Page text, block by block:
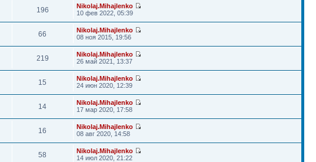
196
Nikolaj.Mihajlenko
10 фев 2022, 05:39
66
Nikolaj.Mihajlenko
08 ноя 2015, 19:56
219
Nikolaj.Mihajlenko
26 май 2021, 13:37
15
Nikolaj.Mihajlenko
24 июн 2020, 12:39
14
Nikolaj.Mihajlenko
17 мар 2020, 17:58
16
Nikolaj.Mihajlenko
08 авг 2020, 14:58
58
Nikolaj.Mihajlenko
14 июл 2020, 21:22